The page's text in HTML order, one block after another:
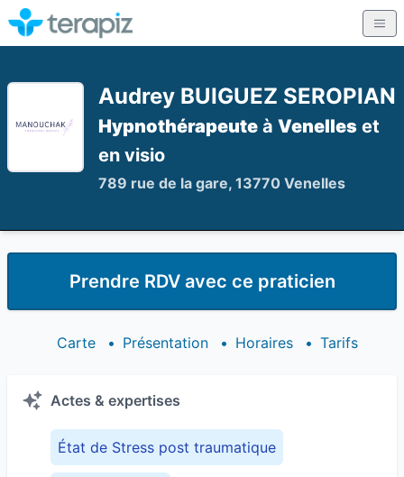
Audrey BUIGUEZ SEROPIAN
Hypnothérapeuteà Venelleset
en visio
789 rue de la gare, 13770 Venelles
Prendre RDV avec ce praticien
Carte • Présentation • Horaires • Tarifs
Actes & expertises
État de Stress post traumatique